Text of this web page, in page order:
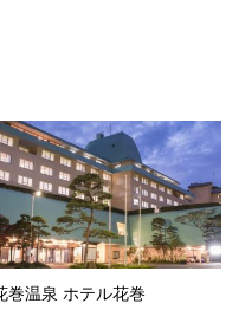
巻温泉 ホテル花巻